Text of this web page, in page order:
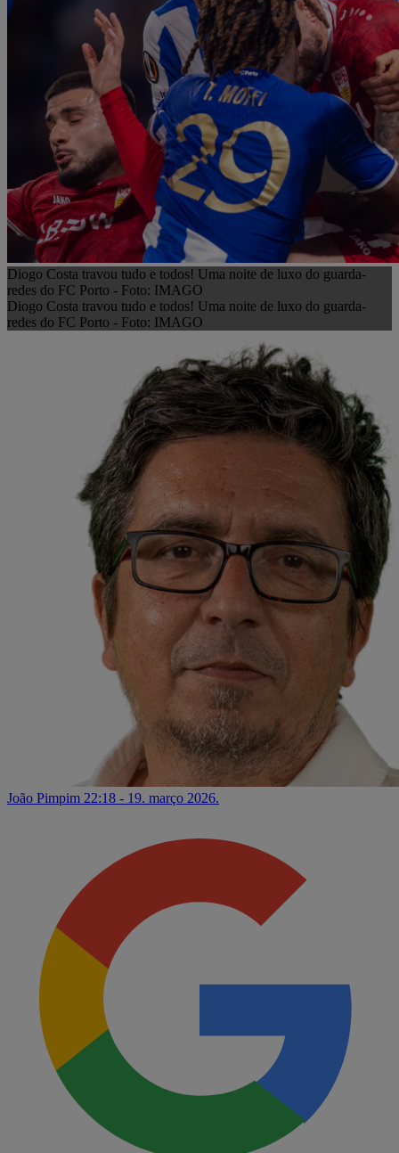
Diogo Costa travou tudo e todos! Uma noite de luxo do guarda-
redes do FC Porto - Foto: IMAGO
Diogo Costa travou tudo e todos! Uma noite de luxo do guarda-
redes do FC Porto - Foto: IMAGO
João Pimpim 22:18 - 19. março 2026.